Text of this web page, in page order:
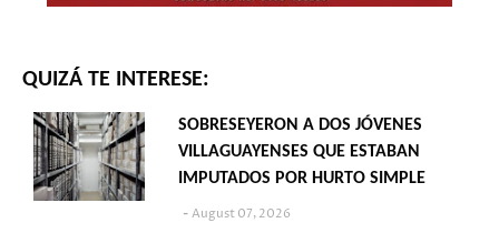
QUIZÁ TE INTERESE:
SOBRESEYERON A DOS JÓVENES
VILLAGUAYENSES QUE ESTABAN
IMPUTADOS POR HURTO SIMPLE
August 07, 2026